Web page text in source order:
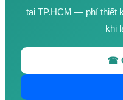
tại TP.HCM — phí thiết
khi
☎